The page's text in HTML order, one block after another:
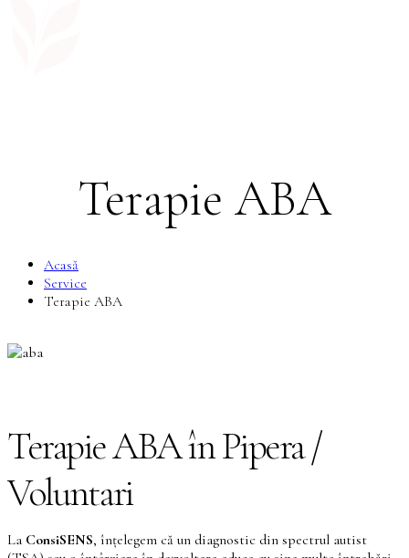
Terapie ABA
Acasă
Service
Terapie ABA
Terapie ABA în Pipera /
Voluntari
La ConsiSENS, înțelegem că un diagnostic din spectrul autist